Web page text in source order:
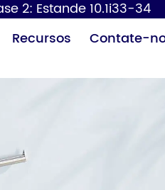
2: Estande 10.1i33-34
Recursos Contate-